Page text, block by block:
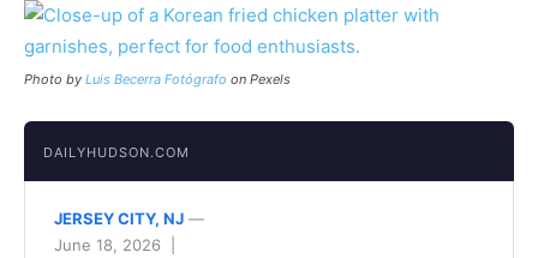
Photo by Luis Becerra Fotógrafo on Pexels
DAILYHUDSON.COM
JERSEY CITY, NJ —
June 18, 2026 |